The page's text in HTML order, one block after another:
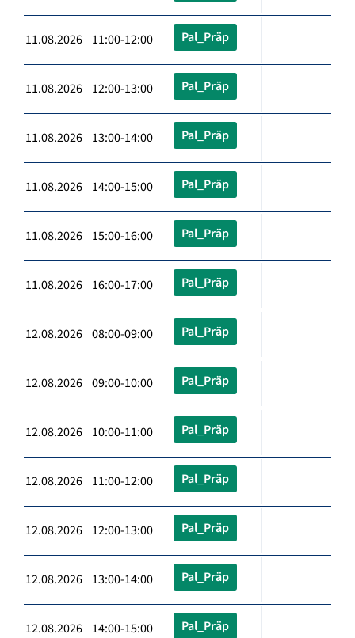
11.08.2026 11:00-12:00 Pal_Präp
11.08.2026 12:00-13:00 Pal_Präp
11.08.2026 13:00-14:00 Pal_Präp
11.08.2026 14:00-15:00 Pal_Präp
11.08.2026 15:00-16:00 Pal_Präp
11.08.2026 16:00-17:00 Pal_Präp
12.08.2026 08:00-09:00 Pal_Präp
12.08.2026 09:00-10:00 Pal_Präp
12.08.2026 10:00-11:00 Pal_Präp
12.08.2026 11:00-12:00 Pal_Präp
12.08.2026 12:00-13:00 Pal_Präp
12.08.2026 13:00-14:00 Pal_Präp
12.08.2026 14:00-15:00 Pal_Präp